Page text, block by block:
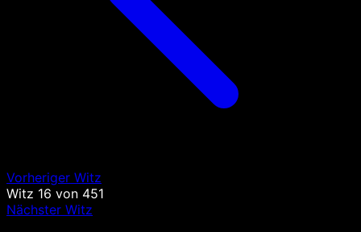
Vorheriger Witz
Witz 16 von 451
Nächster Witz